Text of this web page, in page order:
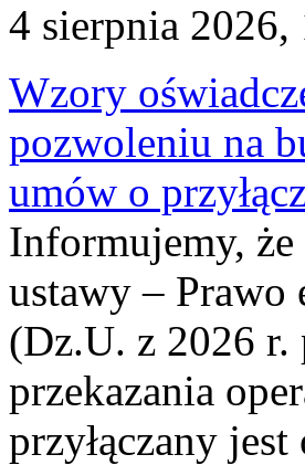
4 sierpnia 2026,
Wzory
pozwoleniu na
umów o
Informujemy, że
ustawy – Prawo
(Dz.U. z 2026 r.
przekazania
przyłączany